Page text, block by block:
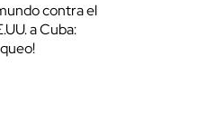
contra el
a Cuba: